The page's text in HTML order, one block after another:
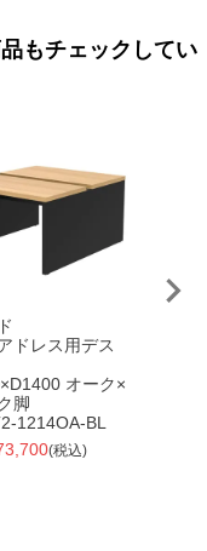
もチェックしてい
ドレス用デス
オーク×
脚
1214OA-BL
(税込)